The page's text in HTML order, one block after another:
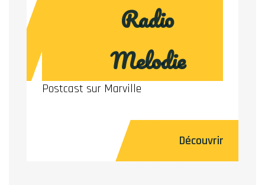
Radio
Melodie
Postcast sur Marville
Découvrir